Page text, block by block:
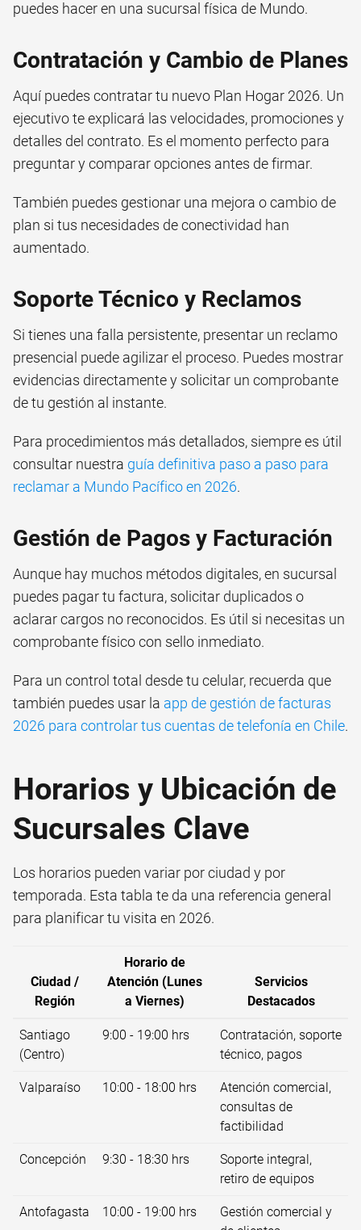
puedes hacer en una sucursal física de Mundo.
Contratación y Cambio de Planes
Aquí puedes contratar tu nuevo Plan Hogar 2026. Un
ejecutivo te explicará las velocidades, promociones y
detalles del contrato. Es el momento perfecto para
preguntar y comparar opciones antes de firmar.
También puedes gestionar una mejora o cambio de
plan si tus necesidades de conectividad han
aumentado.
Soporte Técnico y Reclamos
Si tienes una falla persistente, presentar un reclamo
presencial puede agilizar el proceso. Puedes mostrar
evidencias directamente y solicitar un comprobante
de tu gestión al instante.
Para procedimientos más detallados, siempre es útil
consultar nuestra guía definitiva paso a paso para
reclamar a Mundo Pacífico en 2026.
Gestión de Pagos y Facturación
Aunque hay muchos métodos digitales, en sucursal
puedes pagar tu factura, solicitar duplicados o
aclarar cargos no reconocidos. Es útil si necesitas un
comprobante físico con sello inmediato.
Para un control total desde tu celular, recuerda que
también puedes usar la app de gestión de facturas
2026 para controlar tus cuentas de telefonía en Chile.
Horarios y Ubicación de
Sucursales Clave
Los horarios pueden variar por ciudad y por
temporada. Esta tabla te da una referencia general
para planificar tu visita en 2026.
Ciudad /
Región
Horario de
Atención (Lunes
a Viernes)
Servicios
Destacados
Santiago
(Centro)
9:00 - 19:00 hrs
Contratación, soporte
técnico, pagos
Valparaíso 10:00 - 18:00 hrs
Atención comercial,
consultas de
factibilidad
Concepción 9:30 - 18:30 hrs
Soporte integral,
retiro de equipos
Antofagasta 10:00 - 19:00 hrs
Gestión comercial y